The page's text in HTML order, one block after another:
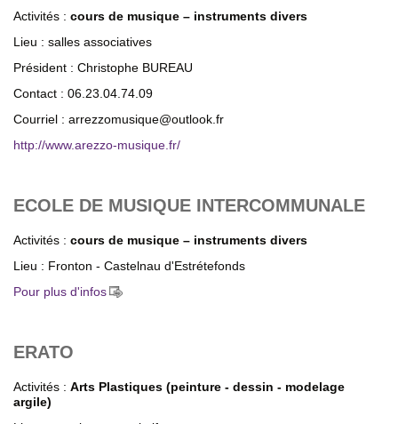
Activités : cours de musique – instruments divers
Lieu : salles associatives
Président : Christophe BUREAU
Contact : 06.23.04.74.09
Courriel : arrezzomusique@outlook.fr
http://www.arezzo-musique.fr/
ECOLE DE MUSIQUE INTERCOMMUNALE
Activités : cours de musique – instruments divers
Lieu : Fronton - Castelnau d'Estrétefonds
Pour plus d'infos
ERATO
Activités : Arts Plastiques (peinture - dessin - modelage
argile)